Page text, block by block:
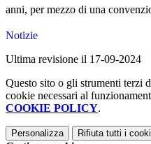
anni, per mezzo di una
Notizie
Ultima revisione il 17-09-2024
Questo sito o gli strumenti terzi
cookie necessari al
COOKIE POLICY.
Personalizza Rifiuta tutti i